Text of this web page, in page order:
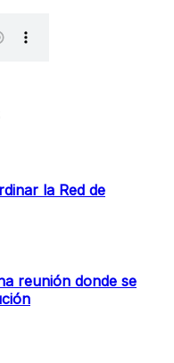
la Red de
reunión donde se